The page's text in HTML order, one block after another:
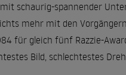
schaurig-spannender
mehr mit den
für gleich fünf Razzie-
Bild, schlechtestes